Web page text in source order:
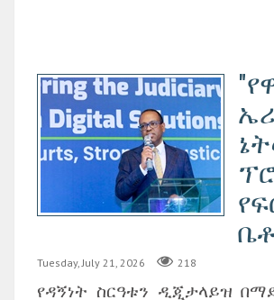
Tuesday, July 21, 2026 218
የዳኝነት ስርዓቱን ዲጂታላይዝ